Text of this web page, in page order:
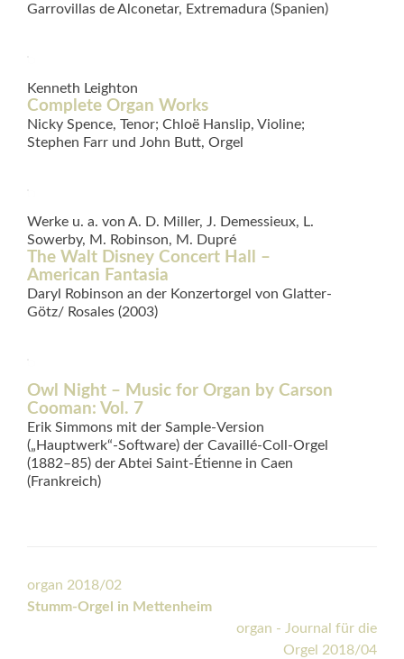
Garrovillas de Alconetar, Extremadura (Spanien)
Kenneth Leighton
Complete Organ Works
Nicky Spence, Tenor; Chloë Hanslip, Violine;
Stephen Farr und John Butt, Orgel
Werke u. a. von A. D. Miller, J. Demessieux, L.
Sowerby, M. Robinson, M. Dupré
The Walt Disney Concert Hall –
American Fantasia
Daryl Robinson an der Konzertorgel von Glatter-
Götz/ Rosales (2003)
Owl Night – Music for Organ by Carson
Cooman: Vol. 7
Erik Simmons mit der Sample-Version
(„Hauptwerk“-Software) der Cavaillé-Coll-Orgel
(1882–85) der Abtei Saint-Étienne in Caen
(Frankreich)
Beitrags-
Navigation
organ 2018/02
Stumm-Orgel in Mettenheim
organ - Journal für die
Orgel 2018/04